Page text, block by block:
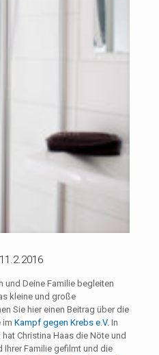
und Deine Familie begleiten
kleine und große
Sie hier einen Beitrag über die
im Kampf gegen Krebs e.V. In
Christina Haas die Nöte und
Ihrer Familie gefilmt und die